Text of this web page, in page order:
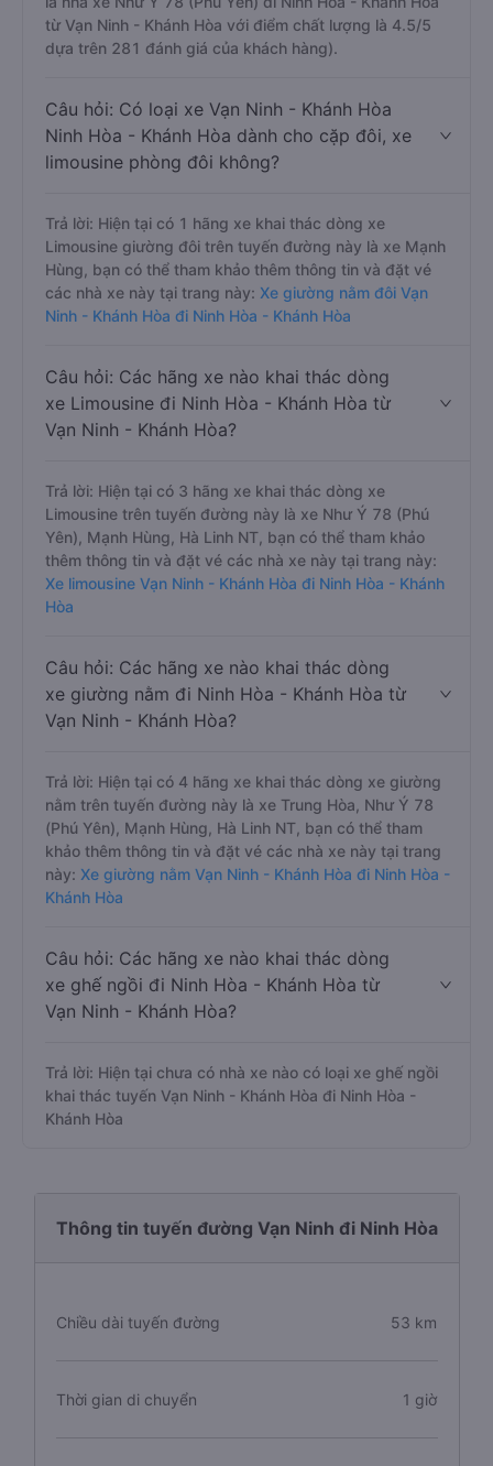
từ Vạn Ninh - Khánh Hòa với điểm chất lượng là 4.5/5
dựa trên 281 đánh giá của khách hàng).
Câu hỏi: Có loại xe Vạn Ninh - Khánh Hòa
Ninh Hòa - Khánh Hòa dành cho cặp đôi, xe
limousine phòng đôi không?
Trả lời: Hiện tại có 1 hãng xe khai thác dòng xe
Limousine giường đôi trên tuyến đường này là xe Mạnh
Hùng, bạn có thể tham khảo thêm thông tin và đặt vé
các nhà xe này tại trang này: Xe giường nằm đôi Vạn
Ninh - Khánh Hòa đi Ninh Hòa - Khánh Hòa
Câu hỏi: Các hãng xe nào khai thác dòng
xe Limousine đi Ninh Hòa - Khánh Hòa từ
Vạn Ninh - Khánh Hòa?
Trả lời: Hiện tại có 3 hãng xe khai thác dòng xe
Limousine trên tuyến đường này là xe Như Ý 78 (Phú
Yên), Mạnh Hùng, Hà Linh NT, bạn có thể tham khảo
thêm thông tin và đặt vé các nhà xe này tại trang này:
Xe limousine Vạn Ninh - Khánh Hòa đi Ninh Hòa - Khánh
Hòa
Câu hỏi: Các hãng xe nào khai thác dòng
xe giường nằm đi Ninh Hòa - Khánh Hòa từ
Vạn Ninh - Khánh Hòa?
Trả lời: Hiện tại có 4 hãng xe khai thác dòng xe giường
nằm trên tuyến đường này là xe Trung Hòa, Như Ý 78
(Phú Yên), Mạnh Hùng, Hà Linh NT, bạn có thể tham
khảo thêm thông tin và đặt vé các nhà xe này tại trang
này: Xe giường nằm Vạn Ninh - Khánh Hòa đi Ninh Hòa -
Khánh Hòa
Câu hỏi: Các hãng xe nào khai thác dòng
xe ghế ngồi đi Ninh Hòa - Khánh Hòa từ
Vạn Ninh - Khánh Hòa?
Trả lời: Hiện tại chưa có nhà xe nào có loại xe ghế ngồi
khai thác tuyến Vạn Ninh - Khánh Hòa đi Ninh Hòa -
Khánh Hòa
Thông tin tuyến đường Vạn Ninh đi Ninh Hòa
Chiều dài tuyến đường 53 km
Thời gian di chuyển 1 giờ